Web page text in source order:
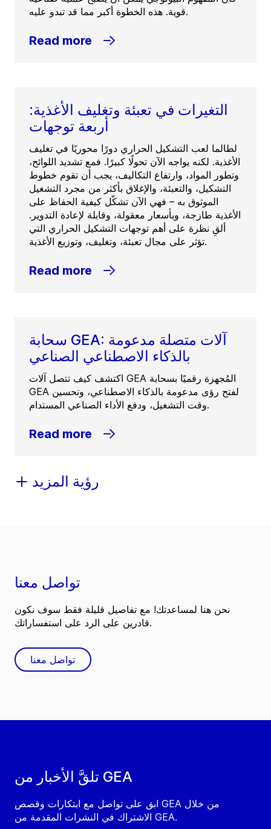
قوية. هذه الخطوة أكبر مما قد تبدو عليه.
Read more
التغيرات في تعبئة وتغليف الأغذية:
أربعة توجهات
لطالما لعب التشكيل الحراري دورًا محوريًا في تغليف
الأغذية. لكنه يواجه الآن تحولًا كبيرًا. فمع تشديد اللوائح،
وتطور المواد، وارتفاع التكاليف، يجب أن تقوم خطوط
التشكيل، والتعبئة، والإغلاق بأكثر من مجرد التشغيل
الموثوق به – فهي الآن تشكّل كيفية الحفاظ على
الأغذية طازجة، وبأسعار معقولة، وقابلة لإعادة التدوير.
ألقِ نظرة على أهم توجهات التشكيل الحراري التي
تؤثر على مجال تعبئة، وتغليف، وتوزيع الأغذية.
Read more
سحابة GEA: آلات متصلة مدعومة
بالذكاء الاصطناعي الصناعي
اكتشف كيف تتصل آلات GEA المُجهزة رقميًا بسحابة
GEA لفتح رؤى مدعومة بالذكاء الاصطناعي، وتحسين
وقت التشغيل، ودفع الأداء الصناعي المستدام.
Read more
رؤية المزيد
تلقَّ الأخبار من GEA
ابق على تواصل مع ابتكارات وقصص GEA من خلال
الاشتراك في النشرات المقدمة من GEA.
تواصل معنا
نحن هنا لمساعدتك! مع تفاصيل قليلة فقط سوف نكون
قادرين على الرد على استفساراتك.
تواصل معنا